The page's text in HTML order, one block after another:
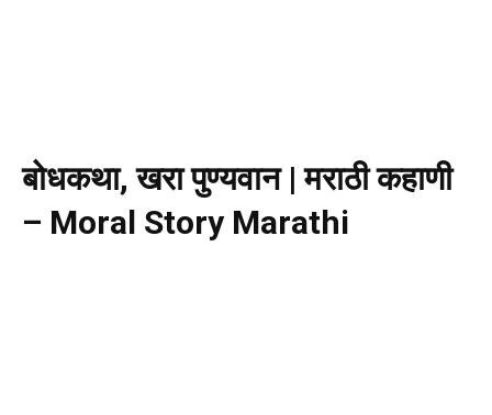
बोधकथा, खरा पुण्यवान | मराठी कहाणी
– Moral Story Marathi